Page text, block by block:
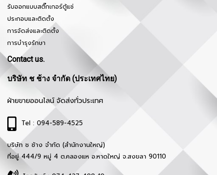
รับออกแบบสติ๊กเกอร์ตู้แช่
ประกอบและติดตั้ง
การจัดส่งและติดตั้ง
การบำรุงรักษา
Contact us.
บริษัท ช ช้าง จำกัด (ประเทศไทย)
ฝ่ายขายออนไลน์ จัดส่งทั่วประเทศ
Tel : 094-589-4525
บริษัท ช ช้าง จำกัด (สำนักงานใหญ่)
ที่อยู่ 444/9 หมู่ 4 ต.คลองแห อ.หาดใหญ่ จ.สงขลา 90110